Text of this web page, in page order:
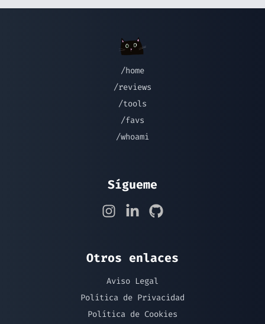
/home
/reviews
/tools
/favs
/whoami
Sígueme
Otros enlaces
Aviso Legal
Política de Privacidad
Política de Cookies